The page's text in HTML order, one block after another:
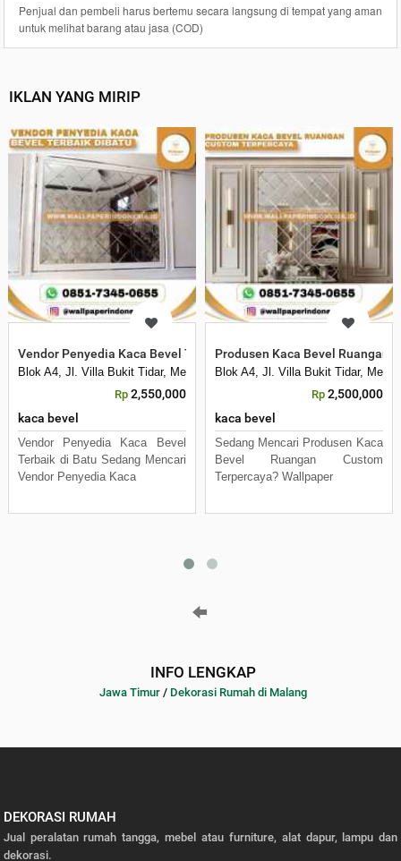
Penjual dan pembeli harus bertemu secara langsung di tempat yang aman
untuk melihat barang atau jasa (COD)
IKLAN YANG MIRIP
Vendor Penyedia Kaca Bevel Terbaik Dibatu
Blok A4, Jl. Villa Bukit Tidar, Merjosari, Kec. Lowokwaru, Kota Malang,
Rp 2,550,000
kaca bevel
Vendor Penyedia Kaca Bevel
Terbaik di Batu Sedang Mencari
Vendor Penyedia Kaca
Produsen Kaca Bevel Ruangan
Blok A4, Jl. Villa Bukit Tidar,
Rp 2,500,000
kaca bevel
Sedang Mencari Produsen Kaca
Bevel Ruangan Custom
Terpercaya? Wallpaper
INFO LENGKAP
Jawa Timur / Dekorasi Rumah di Malang
DEKORASI RUMAH
Jual peralatan rumah tangga, mebel atau furniture, alat dapur, lampu dan
dekorasi.